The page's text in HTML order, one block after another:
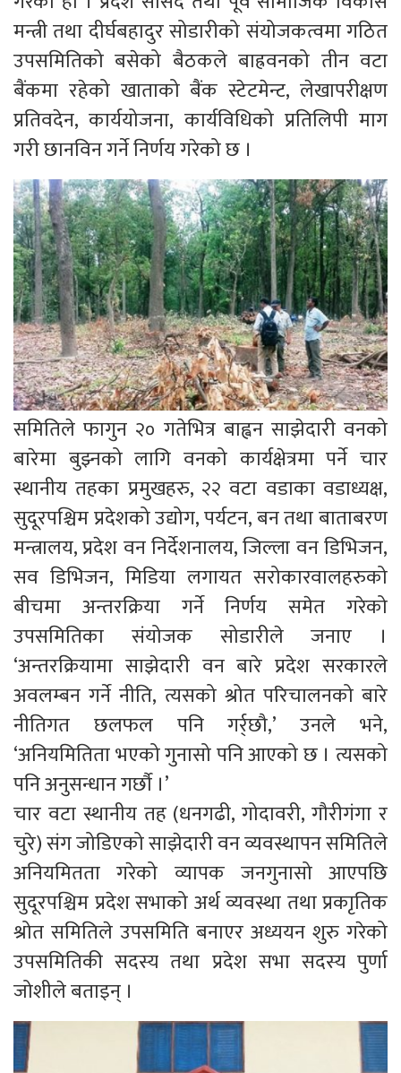
मन्त्री तथा दीर्घबहादुर सोडारीको संयोजकत्वमा गठित
उपसमितिको बसेको बैठकले बाह्रवनको तीन वटा
बैंकमा रहेको खाताको बैंक स्टेटमेन्ट, लेखापरीक्षण
प्रतिवदेन, कार्ययोजना, कार्यविधिको प्रतिलिपी माग
गरी छानविन गर्ने निर्णय गरेको छ ।
समितिले फागुन २० गतेभित्र बाह्वन साझेदारी वनको
बारेमा बुझ्नको लागि वनको कार्यक्षेत्रमा पर्ने चार
स्थानीय तहका प्रमुखहरु, २२ वटा वडाका वडाध्यक्ष,
सुदूरपश्चिम प्रदेशको उद्योग, पर्यटन, बन तथा बाताबरण
मन्त्रालय, प्रदेश वन निर्देशनालय, जिल्ला वन डिभिजन,
सव डिभिजन, मिडिया लगायत सरोकारवालहरुको
बीचमा अन्तरक्रिया गर्ने निर्णय समेत गरेको
उपसमितिका संयोजक सोडारीले जनाए ।
‘अन्तरक्रियामा साझेदारी वन बारे प्रदेश सरकारले
अवलम्बन गर्ने नीति, त्यसको श्रोत परिचालनको बारे
नीतिगत छलफल पनि गर्र्छौ,’ उनले भने,
‘अनियमितिता भएको गुनासो पनि आएको छ । त्यसको
पनि अनुसन्धान गर्छाै ।’
चार वटा स्थानीय तह (धनगढी, गोदावरी, गौरीगंगा र
चुरे) संग जोडिएको साझेदारी वन व्यवस्थापन समितिले
अनियमितता गरेको व्यापक जनगुनासो आएपछि
सुदूरपश्चिम प्रदेश सभाको अर्थ व्यवस्था तथा प्रकाृतिक
श्रोत समितिले उपसमिति बनाएर अध्ययन शुरु गरेको
उपसमितिकी सदस्य तथा प्रदेश सभा सदस्य पुर्णा
जोशीले बताइन् ।